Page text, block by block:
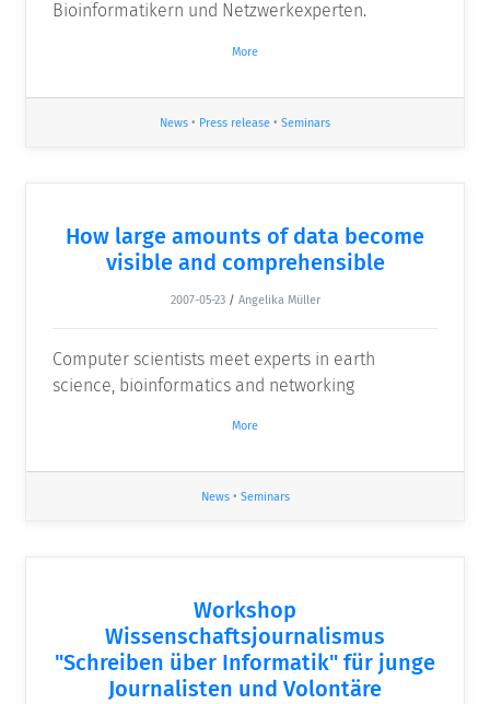
Bioinformatikern und Netzwerkexperten.
More
News • Press release • Seminars
How large amounts of data become
visible and comprehensible
2007-05-23 / Angelika Müller
Computer scientists meet experts in earth
science, bioinformatics and networking
More
News• Seminars
Workshop
Wissenschaftsjournalismus
"Schreiben über Informatik" für junge
Journalisten und Volontäre